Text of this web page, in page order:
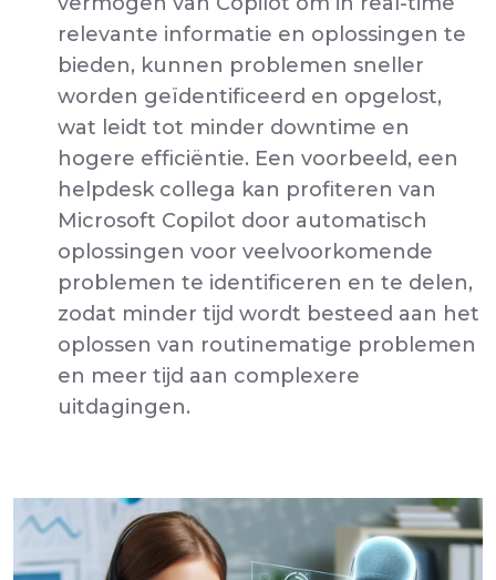
relevante informatie en oplossingen te
bieden, kunnen problemen sneller
worden geïdentificeerd en opgelost,
wat leidt tot minder downtime en
hogere efficiëntie. Een voorbeeld, een
helpdesk collega kan profiteren van
Microsoft Copilot door automatisch
oplossingen voor veelvoorkomende
problemen te identificeren en te delen,
zodat minder tijd wordt besteed aan het
oplossen van routinematige problemen
en meer tijd aan complexere
uitdagingen.